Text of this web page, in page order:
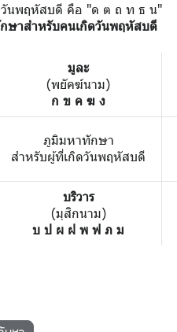
นพฤหัสบดี คือ "ด ต ถ ท ธ น"
ษาสำหรับคนเกิดวันพฤหัสบดี
มูละ
(พยัคฆ์นาม)
ก ข ค ฆ ง
ภูมิมหาทักษา
สำหรับผู้ที่เกิดวันพฤหัสบดี
บริวาร
(มุสิกนาม)
บ ป ผ ฝ พ ฟ ภ ม